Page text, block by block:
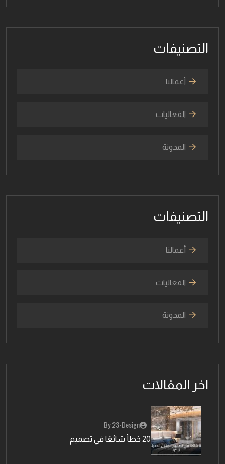
التصنيفات
أعمالنا
الفعاليات
المدونة
التصنيفات
أعمالنا
الفعاليات
المدونة
اخر المقالات
By 23-Design
20 خطأ شائعًا في تصميم